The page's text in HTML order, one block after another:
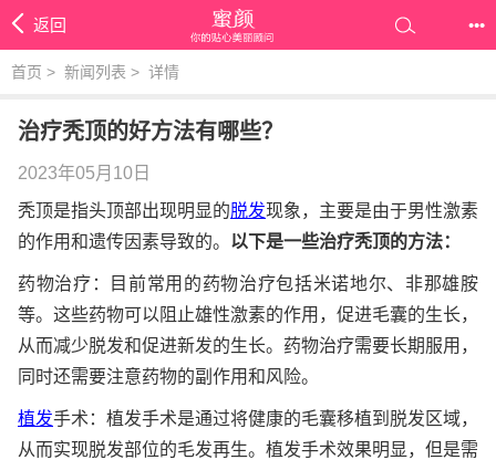
返回 •••
首页 > 新闻列表 > 详情
治疗秃顶的好方法有哪些？
2023年05月10日
秃顶是指头顶部出现明显的脱发现象，主要是由于男性激素
的作用和遗传因素导致的。 以下是一些治疗秃顶的方法：
药物治疗：目前常用的药物治疗包括米诺地尔、非那雄胺
等。这些药物可以阻止雄性激素的作用，促进毛囊的生长，
从而减少脱发和促进新发的生长。药物治疗需要长期服用，
同时还需要注意药物的副作用和风险。
植发手术：植发手术是通过将健康的毛囊移植到脱发区域，
从而实现脱发部位的毛发再生。植发手术效果明显，但是需